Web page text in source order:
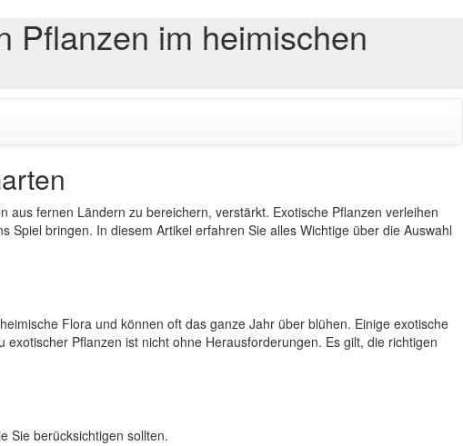
Pflanzen im heimischen
fernen Ländern zu bereichern, verstärkt. Exotische Pflanzen verleihen
bringen. In diesem Artikel erfahren Sie alles Wichtige über die Auswahl
Flora und können oft das ganze Jahr über blühen. Einige exotische
Pflanzen ist nicht ohne Herausforderungen. Es gilt, die richtigen
Sie berücksichtigen sollten.